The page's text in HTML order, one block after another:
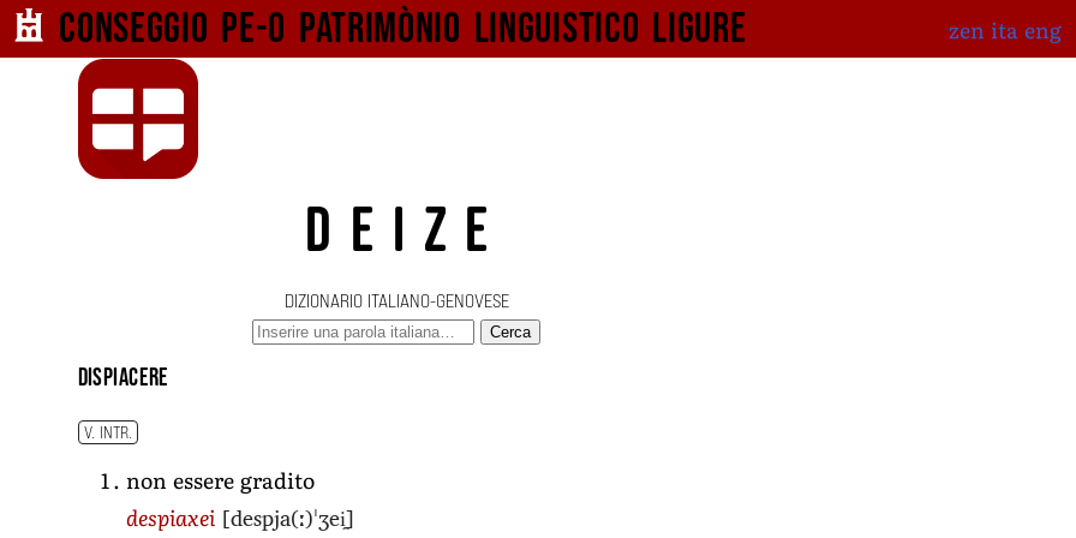
Conseggio pe-o patrimònio linguistico ligure zen ita eng
DEIZE
DIZIONARIO ITALIANO-GENOVESE
Cerca
dispiacere
V. INTR.
non essere gradito
despiaxei [despja(ː)ˈʒei̯]